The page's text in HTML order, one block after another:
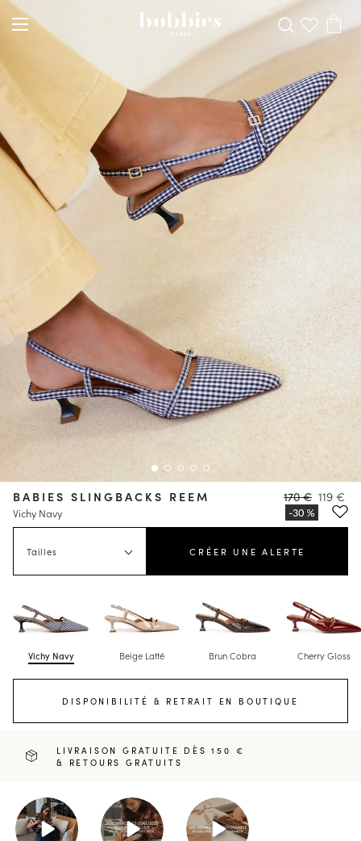
BABIES SLINGBACKS REEM
Vichy Navy
170 € 119 €
Tailles CRÉER UNE ALERTE
Vichy Navy Beige Latté Brun Cobra Cherry Gloss
DISPONIBILITÉ & RETRAIT EN BOUTIQUE
LIVRAISON GRATUITE DÈS 150 €
& RETOURS GRATUITS